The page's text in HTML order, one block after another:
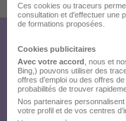
2 de plus
Créez votre
Hellowork et
sur le site
Ces cookies ou traceurs
consultation et d'effectuer une
de formations proposées.
Cookies publicitaires
Avec votre accord , nous et
Bing,) pouvons utiliser des
offres d’emploi ou des offres
probabilités de trouver
Nos partenaires
votre profil et de vos centres